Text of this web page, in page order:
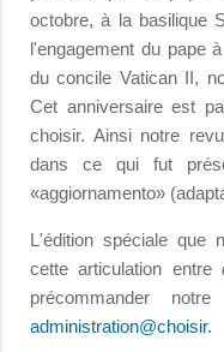
octobre, à la basilique
l'engagement du pape
du concile Vatican II,
Cet anniversaire est
choisir. Ainsi notre
dans ce qui fut
«aggiornamento»
L'édition spéciale que
cette articulation entre
précommander
administration@choisir.